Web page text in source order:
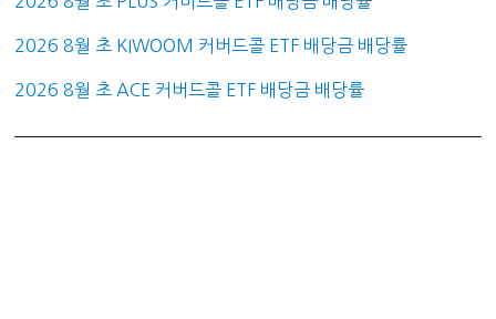
2026 8월 초 KIWOOM 커버드콜 ETF 배당금 배당률
2026 8월 초 ACE 커버드콜 ETF 배당금 배당률